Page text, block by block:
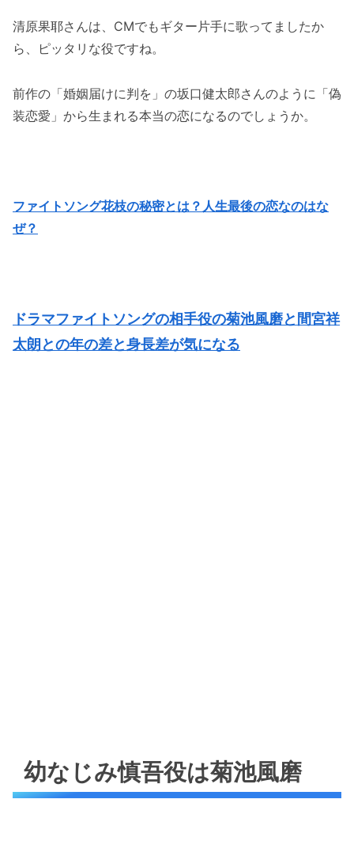
清原果耶さんは、CMでもギター片手に歌ってましたか
ら、ピッタリな役ですね。
前作の「婚姻届けに判を」の坂口健太郎さんのように「偽
装恋愛」から生まれる本当の恋になるのでしょうか。
ファイトソング花枝の秘密とは？人生最後の恋なのはな
ぜ？
ドラマファイトソングの相手役の菊池風磨と間宮祥
太朗との年の差と身長差が気になる
幼なじみ慎吾役は菊池風磨